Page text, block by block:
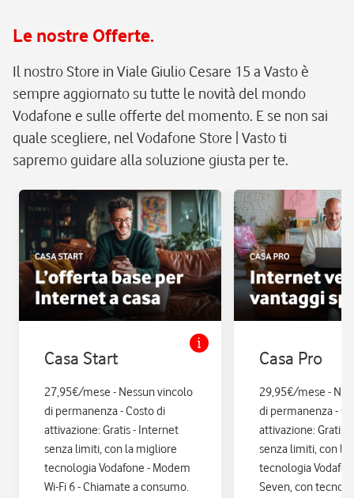
Le nostre Offerte.
Il nostro Store in Viale Giulio Cesare 15 a Vasto è
sempre aggiornato su tutte le novità del mondo
Vodafone e sulle offerte del momento. E se non sai
quale scegliere, nel Vodafone Store | Vasto ti
sapremo guidare alla soluzione giusta per te.
Casa Start
27,95€/mese - Nessun vincolo
di permanenza - Costo di
attivazione: Gratis - Internet
senza limiti, con la migliore
tecnologia Vodafone - Modem
Wi-Fi 6 - Chiamate a consumo.
Casa Pro
29,95€/mese -
di permanenza -
attivazione: Gratis.
senza limiti, con la
tecnologia
Seven, con